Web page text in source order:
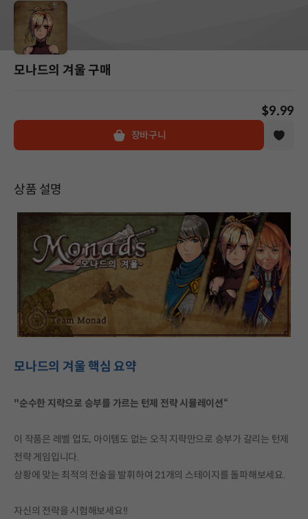
모나드의 겨울 구매
$9.99
장바구니
상품 설명
모나드의 겨울 핵심 요약
"순수한 지략으로 승부를 가르는 턴제 전략 시뮬레이션“
이 작품은 레벨 업도, 아이템도 없는 오직 지략만으로 승부가 갈리는 턴제
전략 게임입니다.
상황에 맞는 최적의 전술을 발휘하여 21개의 스테이지를 돌파해보세요.
자신의 전략을 시험해보세요!!